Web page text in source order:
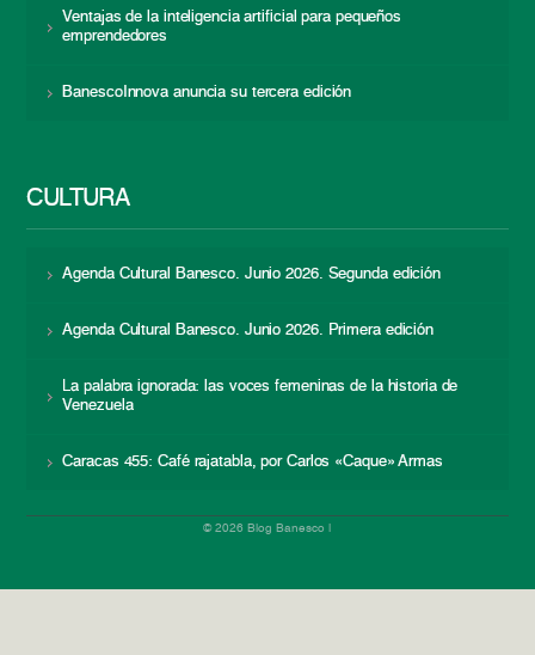
Ventajas de la inteligencia artificial para pequeños
emprendedores
BanescoInnova anuncia su tercera edición
CULTURA
Agenda Cultural Banesco. Junio 2026. Segunda edición
Agenda Cultural Banesco. Junio 2026. Primera edición
La palabra ignorada: las voces femeninas de la historia de
Venezuela
Caracas 455: Café rajatabla, por Carlos «Caque» Armas
© 2026 Blog Banesco |